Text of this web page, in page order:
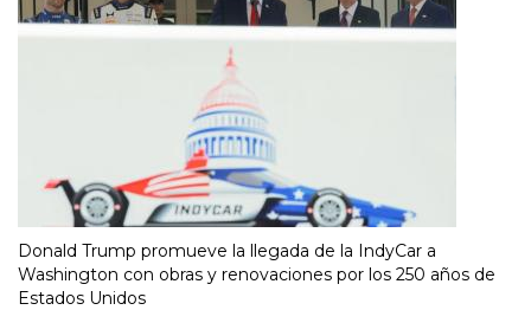
Donald Trump promueve la llegada de la IndyCar a
Washington con obras y renovaciones por los 250 años de
Estados Unidos